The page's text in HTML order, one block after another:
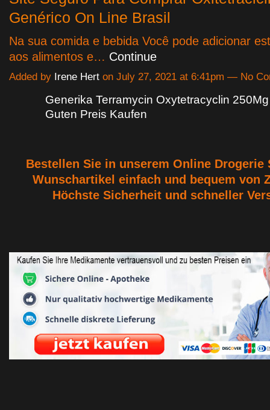
Genérico On Line Brasil
Na sua comida e bebida Você pode adicionar
aos alimentos e… Continue
Added by Irene Hert on July 27, 2021 at 6:41pm — No
Generika Terramycin Oxytetracyclin
Guten Preis Kaufen
Bestellen Sie in unserem Online Drogerie
Wunschartikel einfach und bequem von
Höchste Sicherheit und schneller